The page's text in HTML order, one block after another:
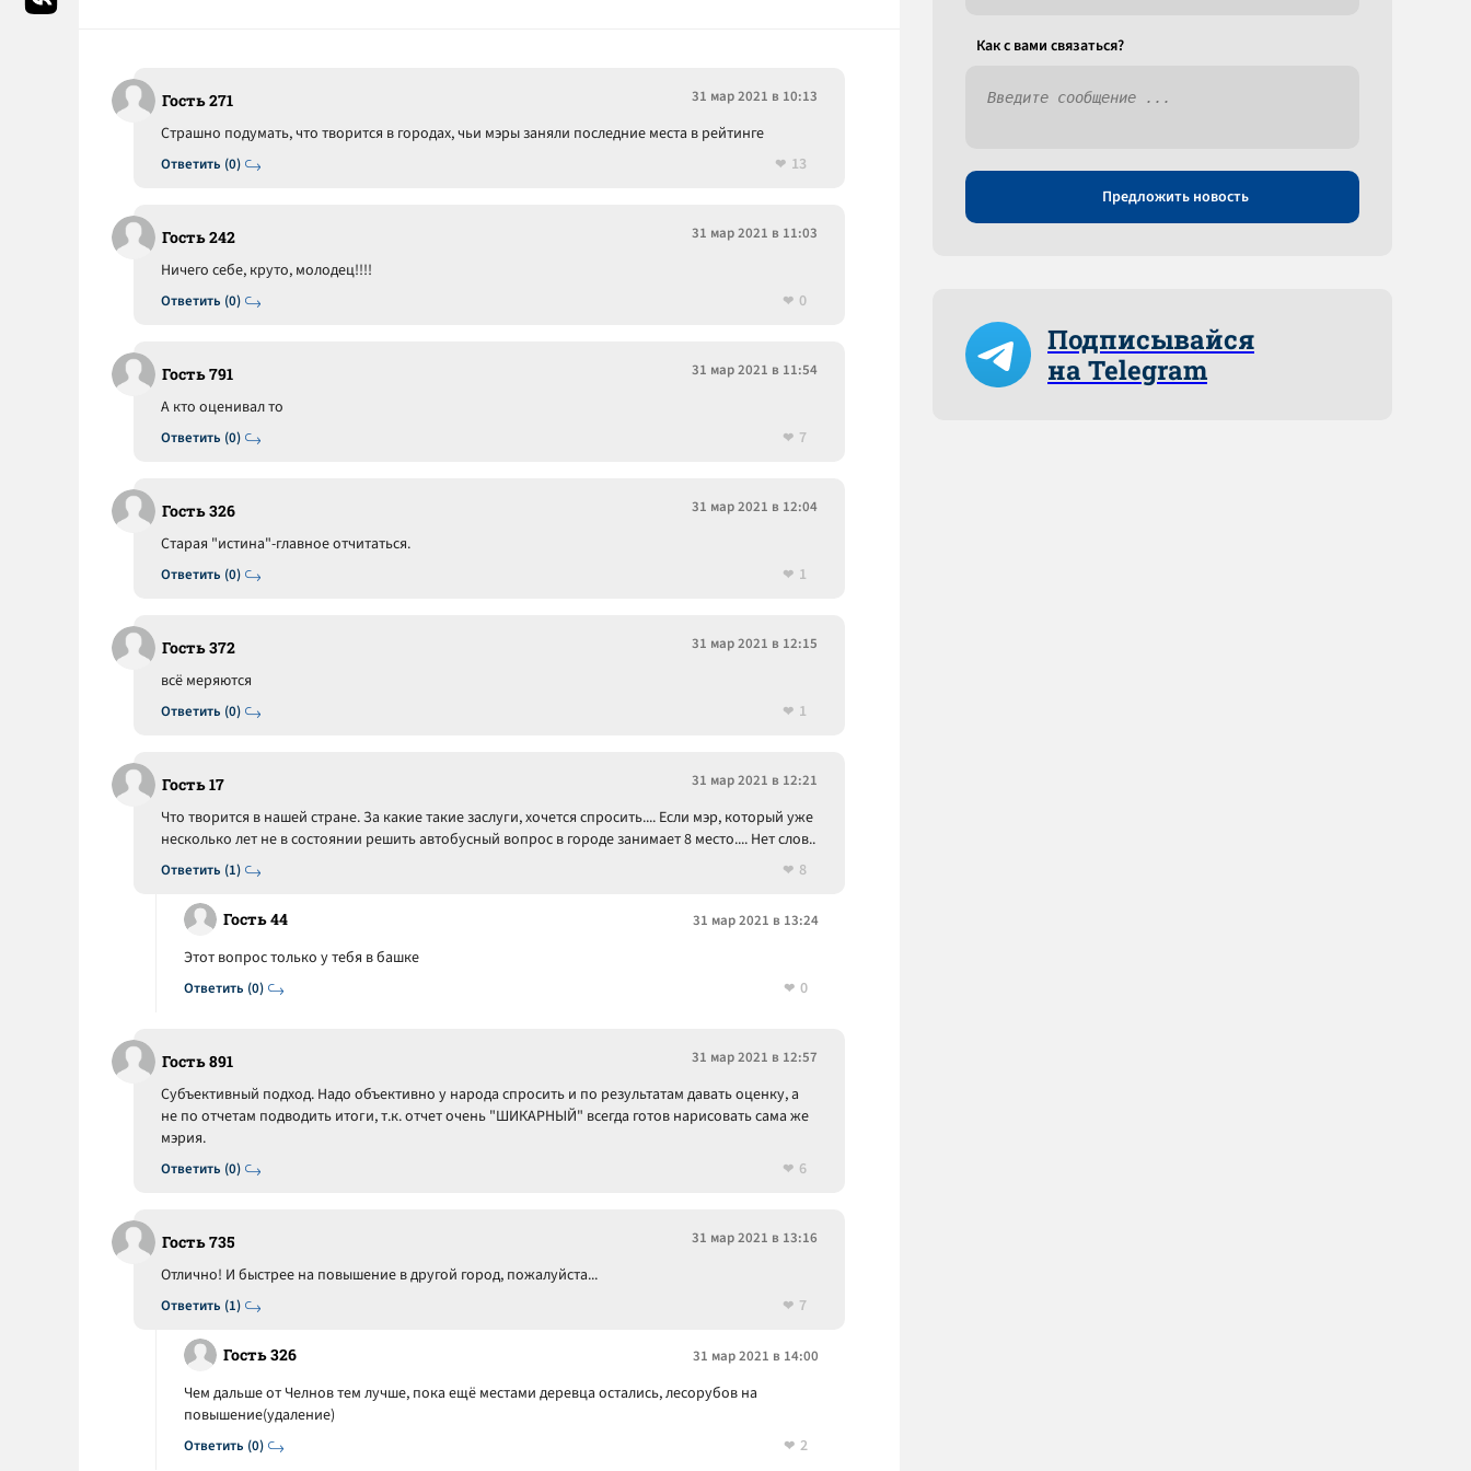
Гость 271 31 мар 2021 в 10:13
Ответить (0)
Страшно подумать, что творится в городах, чьи мэры заняли последние места в рейтинге
13
Гость 242 31 мар 2021 в 11:03
Ответить (0)
Ничего себе, круто, молодец!!!!
0
Гость 791 31 мар 2021 в 11:54
Ответить (0)
А кто оценивал то
7
Гость 326 31 мар 2021 в 12:04
Ответить (0)
Старая "истина"-главное отчитаться.
1
Гость 372 31 мар 2021 в 12:15
Ответить (0)
всё меряются
1
Гость 17 31 мар 2021 в 12:21
Ответить (1)
Что творится в нашей стране. За какие такие заслуги, хочется спросить.... Если мэр, который уже
несколько лет не в состоянии решить автобусный вопрос в городе занимает 8 место.... Нет слов..
8
Гость 44 31 мар 2021 в 13:24
Ответить (0)
Этот вопрос только у тебя в башке
0
Гость 891 31 мар 2021 в 12:57
Ответить (0)
Субъективный подход. Надо объективно у народа спросить и по результатам давать оценку, а
не по отчетам подводить итоги, т.к. отчет очень "ШИКАРНЫЙ" всегда готов нарисовать сама же
мэрия.
6
Гость 735 31 мар 2021 в 13:16
Ответить (1)
Отлично! И быстрее на повышение в другой город, пожалуйста...
7
Гость 326 31 мар 2021 в 14:00
Ответить (0)
Чем дальше от Челнов тем лучше, пока ещё местами деревца остались, лесорубов на
повышение(удаление)
2
Как c вами связаться?
Предложить новость
Подписывайся
на Telegram